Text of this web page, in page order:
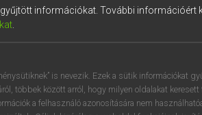
információkat. További információért
.
is nevezik. Ezek a sütik információkat
többek között arról, hogy milyen oldalakat keresett
a felhasználó azonosítására nem
4 5 6 7 8 9
r t z u i
f g h j k l é